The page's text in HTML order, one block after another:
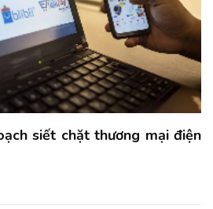
siết chặt thương mại điện